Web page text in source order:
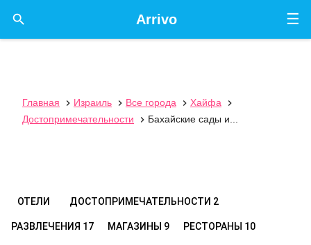
☰
Arrivo

Главная  Израиль  Все города  Хайфа

Достопримечательности
 Бахайские сады и...
ОТЕЛИ ДОСТОПРИМЕЧАТЕЛЬНОСТИ 2
РАЗВЛЕЧЕНИЯ 17 МАГАЗИНЫ 9 РЕСТОРАНЫ 10